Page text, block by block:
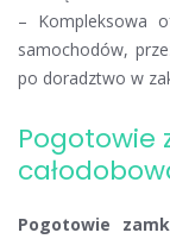
– Kompleksowa
samochodów,
po doradztwo w
Pogotowie
Pogotowie